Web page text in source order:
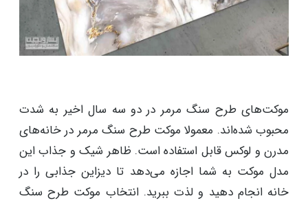
موکت‌های طرح سنگ مرمر در دو سه سال اخیر به شدت
محبوب شده‌اند. معمولا موکت طرح سنگ مرمر در خانه‌های
مدرن و لوکس قابل استفاده است. ظاهر شیک و جذاب این
مدل موکت به شما اجازه می‌دهد تا دیزاین جذابی را در
خانه انجام دهید و لذت ببرید. انتخاب موکت طرح سنگ